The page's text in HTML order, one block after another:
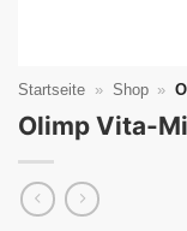
Startseite » Shop »
Olimp Vita-